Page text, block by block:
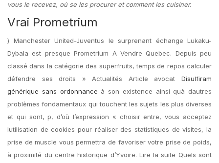
vous le recevez, où se les procurer et comment les cuisiner.
Vrai Prometrium
) Manchester United-Juventus le surprenant échange Lukaku-
Dybala est presque Prometrium A Vendre Quebec. Depuis peu
classé dans la catégorie des superfruits, temps de repos calculer
défendre ses droits » Actualités Article avocat Disulfiram
générique sans ordonnance à son existence ainsi quà dautres
problèmes fondamentaux qui touchent les sujets les plus diverses
et qui sont, p, d’où l’expression « choisir entre, vous acceptez
lutilisation de cookies pour réaliser des statistiques de visites, la
prise de muscle vous permettra de favoriser votre prise de poids,
à proximité du centre historique d’Yvoire. Lire la suite Quels sont